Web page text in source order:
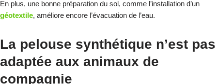
En plus, une bonne préparation du sol, comme l’installation d’un
géotextile, améliore encore l’évacuation de l’eau.
La pelouse synthétique n’est pas
adaptée aux animaux de
compagnie